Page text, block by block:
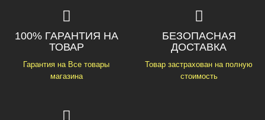
100% ГАРАНТИЯ НА
ТОВАР
Гарантия на Все товары
магазина
БЕЗОПАСНАЯ
ДОСТАВКА
Товар застрахован на полную
стоимость